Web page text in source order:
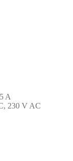
A
230 V AC